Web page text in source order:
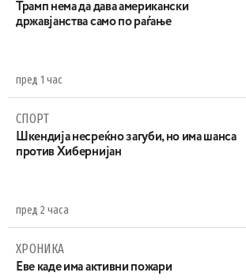
Трамп нема да дава американски
државјанства само по раѓање
пред 1 час
СПОРТ
Шкендија несреќно загуби, но има шанса
против Хибернијан
пред 2 часа
ХРОНИКА
Eве каде има активни пожари